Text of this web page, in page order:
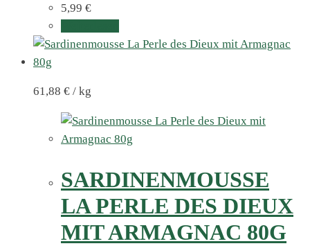
5,99 €
61,88 € / kg
SARDINENMOUSSE
LA PERLE DES DIEUX
MIT ARMAGNAC 80G